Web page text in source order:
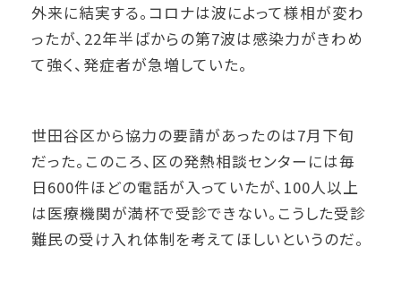
外来に結実する。コロナは波によって様相が変わ
ったが、22年半ばからの第7波は感染力がきわめ
て強く、発症者が急増していた。
世田谷区から協力の要請があったのは7月下旬
だった。このころ、区の発熱相談センターには毎
日600件ほどの電話が入っていたが、100人以上
は医療機関が満杯で受診できない。こうした受診
難民の受け入れ体制を考えてほしいというのだ。